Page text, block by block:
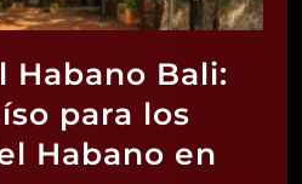
Habano Bali:
para los
Habano en